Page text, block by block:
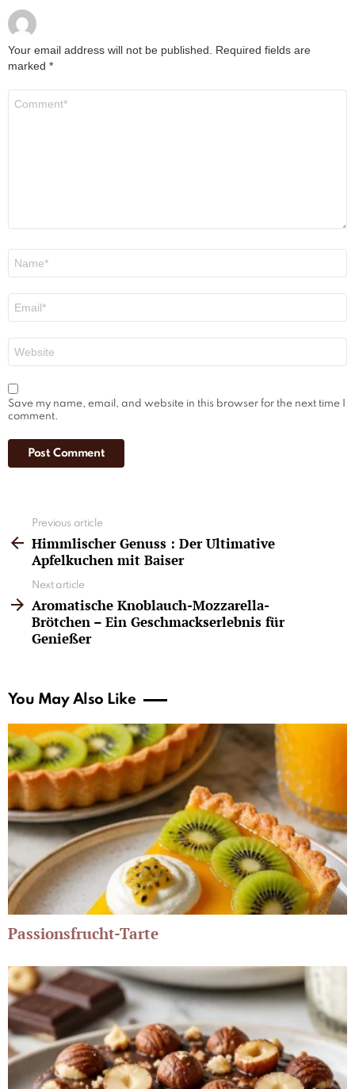
Your email address will not be published.
Required fields are
marked *
Save my name, email, and website in this browser for the next time I
comment.
more
Previous article
Himmlischer Genuss : Der Ultimative
Apfelkuchen mit Baiser
Next article
Aromatische Knoblauch-Mozzarella-
Brötchen – Ein Geschmackserlebnis für
Genießer
You May Also Like
Passionsfrucht-Tarte